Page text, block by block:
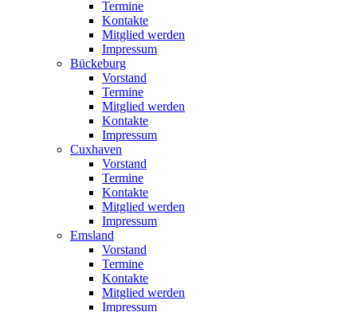
Termine
Kontakte
Mitglied werden
Impressum
Bückeburg
Vorstand
Termine
Mitglied werden
Kontakte
Impressum
Cuxhaven
Vorstand
Termine
Kontakte
Mitglied werden
Impressum
Emsland
Vorstand
Termine
Kontakte
Mitglied werden
Impressum